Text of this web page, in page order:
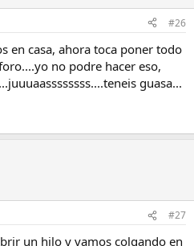
#26
en casa, ahora toca poner todo
no podre hacer eso,
guasa...
#27
un hilo y vamos colgando en